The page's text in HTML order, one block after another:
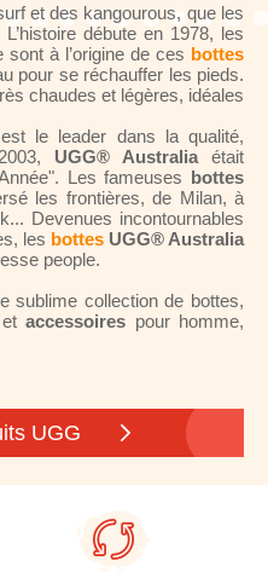
et des kangourous, que les
débute en 1978, les
à l’origine de ces bottes
pour se réchauffer les pieds.
chaudes et légères, idéales
le leader dans la qualité,
UGG® Australiaétait
Les fameuses bottes
les frontières, de Milan, à
Devenues incontournables
les bottes UGG® Australia
people.
sublime collection de bottes,
accessoires pour homme,
UGG